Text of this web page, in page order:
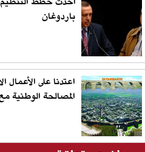
باردوغان
اعتدنا على الأعمال
المصالحة الوطنية